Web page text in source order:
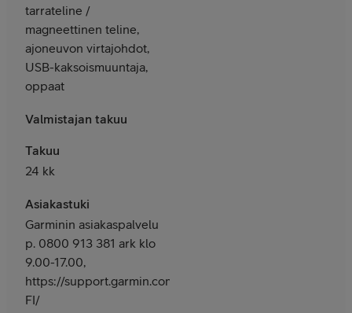
tarrateline /
magneettinen teline,
ajoneuvon virtajohdot,
USB-kaksoismuuntaja,
oppaat
Valmistajan takuu
Takuu
24 kk
Asiakastuki
Garminin asiakaspalvelu
p. 0800 913 381 ark klo
9.00-17.00,
https://support.garmin.com/fi-
FI/